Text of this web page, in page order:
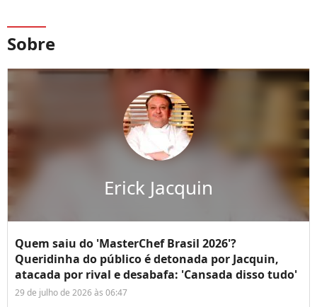
Sobre
Erick Jacquin
Quem saiu do 'MasterChef Brasil 2026'?
Queridinha do público é detonada por Jacquin,
atacada por rival e desabafa: 'Cansada disso tudo'
29 de julho de 2026 às 06:47